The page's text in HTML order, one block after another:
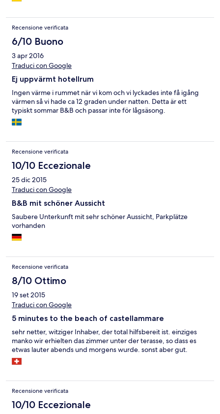
Recensione verificata
6/10 Buono
3 apr 2016
Traduci con Google
Ej uppvärmt hotellrum
Ingen värme i rummet när vi kom och vi lyckades inte få igång
värmen så vi hade ca 12 graden under natten. Detta är ett
typiskt sommar B&B och passar inte för lågsäsong.
Recensione verificata
10/10 Eccezionale
25 dic 2015
Traduci con Google
B&B mit schöner Aussicht
Saubere Unterkunft mit sehr schöner Aussicht, Parkplätze
vorhanden
Recensione verificata
8/10 Ottimo
19 set 2015
Traduci con Google
5 minutes to the beach of castellammare
sehr netter, witziger Inhaber, der total hilfsbereit ist. einziges
manko wir erhielten das zimmer unter der terasse, so dass es
etwas lauter abends und morgens wurde. sonst aber gut.
Recensione verificata
10/10 Eccezionale